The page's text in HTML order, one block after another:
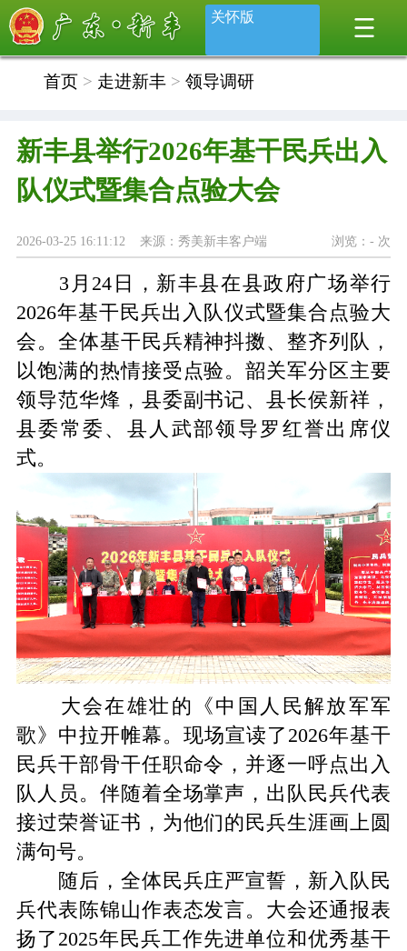
关怀版
首页> 走进新丰> 领导调研
新丰县举行2026年基干民兵出入
队仪式暨集合点验大会
浏览：- 次
2026-03-25 16:11:12 来源：秀美新丰客户端
3月24日，新丰县在县政府广场举行
2026年基干民兵出入 队仪式暨集合点验大
会。全体基干民兵精神抖擞、整齐列队，
以饱满的热情接受点验。韶关军分区 主要
领导范华烽 ，县委副书记、县长侯新祥，
县委常委、县人武部领导 罗红誉出席仪
式。
大会在雄壮的《中国人民解放军军
歌》中拉开帷幕。现场宣读了 2026年基干
民兵干部骨干任职命令， 并逐一呼点出入
队人员。伴随着全场掌声，出队民兵代表
接过荣誉证书，为他们的民兵生涯画上圆
满句号。
随后，全体民兵庄严宣誓，新入队民
兵代表陈锦山作表态发言。大会还通报表
扬了 2025年民兵工作先进单位和优秀基干